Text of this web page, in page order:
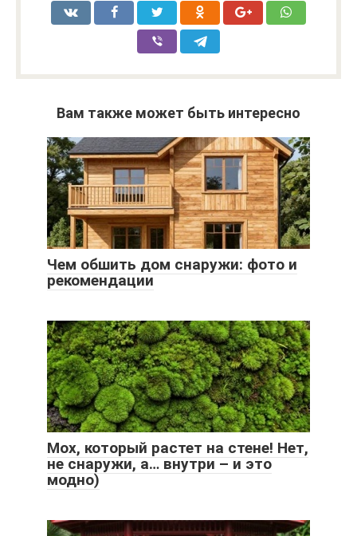
Вам также может быть интересно
Чем обшить дом снаружи: фото и
рекомендации
Мох, который растет на стене! Нет,
не снаружи, а… внутри – и это
модно)